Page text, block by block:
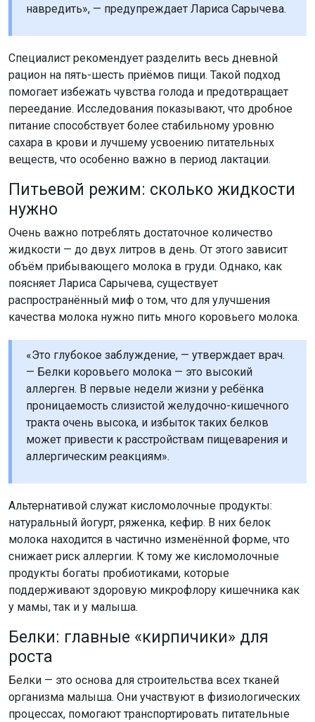
навредить», — предупреждает Лариса Сарычева.
Специалист рекомендует разделить весь дневной
рацион на пять-шесть приёмов пищи. Такой подход
помогает избежать чувства голода и предотвращает
переедание. Исследования показывают, что дробное
питание способствует более стабильному уровню
сахара в крови и лучшему усвоению питательных
веществ, что особенно важно в период лактации.
Питьевой режим: сколько жидкости
нужно
Очень важно потреблять достаточное количество
жидкости — до двух литров в день. От этого зависит
объём прибывающего молока в груди. Однако, как
поясняет Лариса Сарычева, существует
распространённый миф о том, что для улучшения
качества молока нужно пить много коровьего молока.
«Это глубокое заблуждение, — утверждает врач.
— Белки коровьего молока — это высокий
аллерген. В первые недели жизни у ребёнка
проницаемость слизистой желудочно-кишечного
тракта очень высока, и избыток таких белков
может привести к расстройствам пищеварения и
аллергическим реакциям».
Альтернативой служат кисломолочные продукты:
натуральный йогурт, ряженка, кефир. В них белок
молока находится в частично изменённой форме, что
снижает риск аллергии. К тому же кисломолочные
продукты богаты пробиотиками, которые
поддерживают здоровую микрофлору кишечника как
у мамы, так и у малыша.
Белки: главные «кирпичики» для
роста
Белки — это основа для строительства всех тканей
организма малыша. Они участвуют в физиологических
процессах, помогают транспортировать питательные